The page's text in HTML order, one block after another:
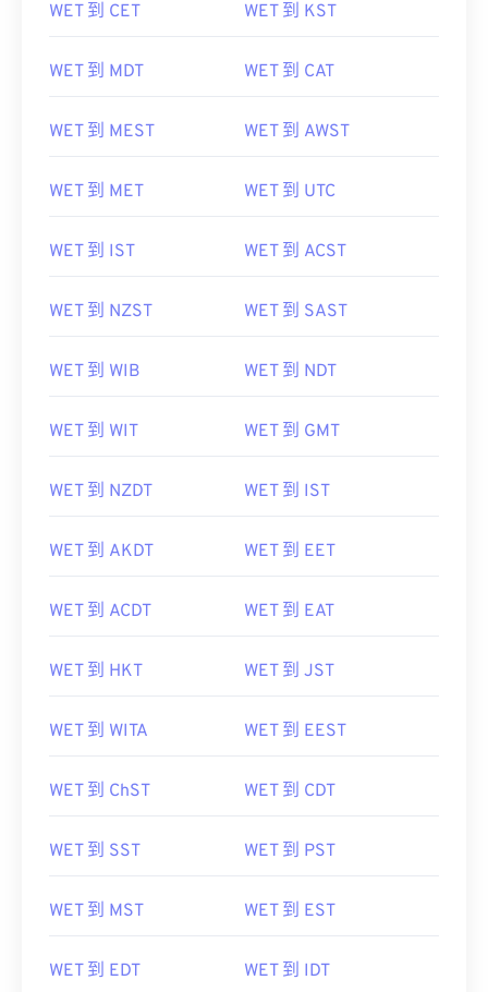
WET 到 CET WET 到 KST
WET 到 MDT WET 到 CAT
WET 到 MEST WET 到 AWST
WET 到 MET WET 到 UTC
WET 到 IST WET 到 ACST
WET 到 NZST WET 到 SAST
WET 到 WIB WET 到 NDT
WET 到 WIT WET 到 GMT
WET 到 NZDT WET 到 IST
WET 到 AKDT WET 到 EET
WET 到 ACDT WET 到 EAT
WET 到 HKT WET 到 JST
WET 到 WITA WET 到 EEST
WET 到 ChST WET 到 CDT
WET 到 SST WET 到 PST
WET 到 MST WET 到 EST
WET 到 EDT WET 到 IDT